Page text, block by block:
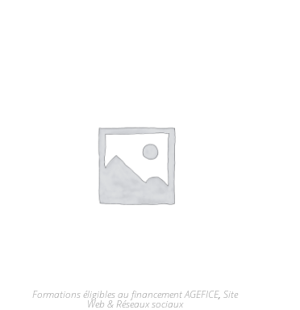
Formations éligibles au financement AGEFICE,Site
Web & Réseaux sociaux